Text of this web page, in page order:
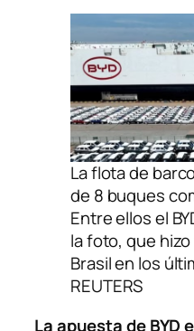
La flota de
de 8 buques
Entre ellos el
la foto, que
Brasil en los
REUTERS
La apuesta de BYD